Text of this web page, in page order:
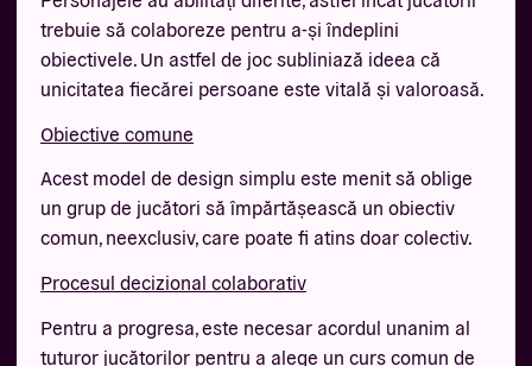
trebuie să colaboreze pentru a-și îndeplini
obiectivele. Un astfel de joc subliniază ideea că
unicitatea fiecărei persoane este vitală și valoroasă.
Obiective comune
Acest model de design simplu este menit să oblige
un grup de jucători să împărtășească un obiectiv
comun, neexclusiv, care poate fi atins doar colectiv.
Procesul decizional colaborativ
Pentru a progresa, este necesar acordul unanim al
tuturor jucătorilor pentru a alege un curs comun de